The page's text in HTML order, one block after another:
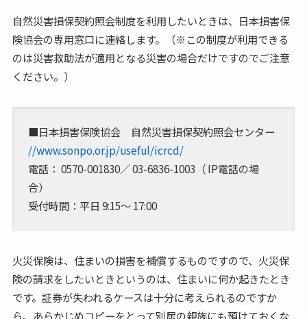
自然災害損保契約照会制度を利用したいときは、日本損害保
険協会の専用窓口に連絡します。（※この制度が利用できる
のは災害救助法が適用となる災害の場合だけですのでご注意
ください。）
■日本損害保険協会 自然災害損保契約照会センター
//www.sonpo.or.jp/useful/icrcd/
電話： 0570-001830／ 03-6836-1003（ IP電話の場
合）
受付時間：平日 9:15～ 17:00
火災保険は、住まいの損害を補償するものですので、火災保
険の請求をしたいときというのは、住まいに何か起きたとき
です。証券が失われるケースは十分に考えられるのですか
ら、あらかじめコピーをとって別居の親族にも預けておくな